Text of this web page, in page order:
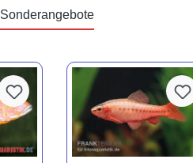
Sonderangebote